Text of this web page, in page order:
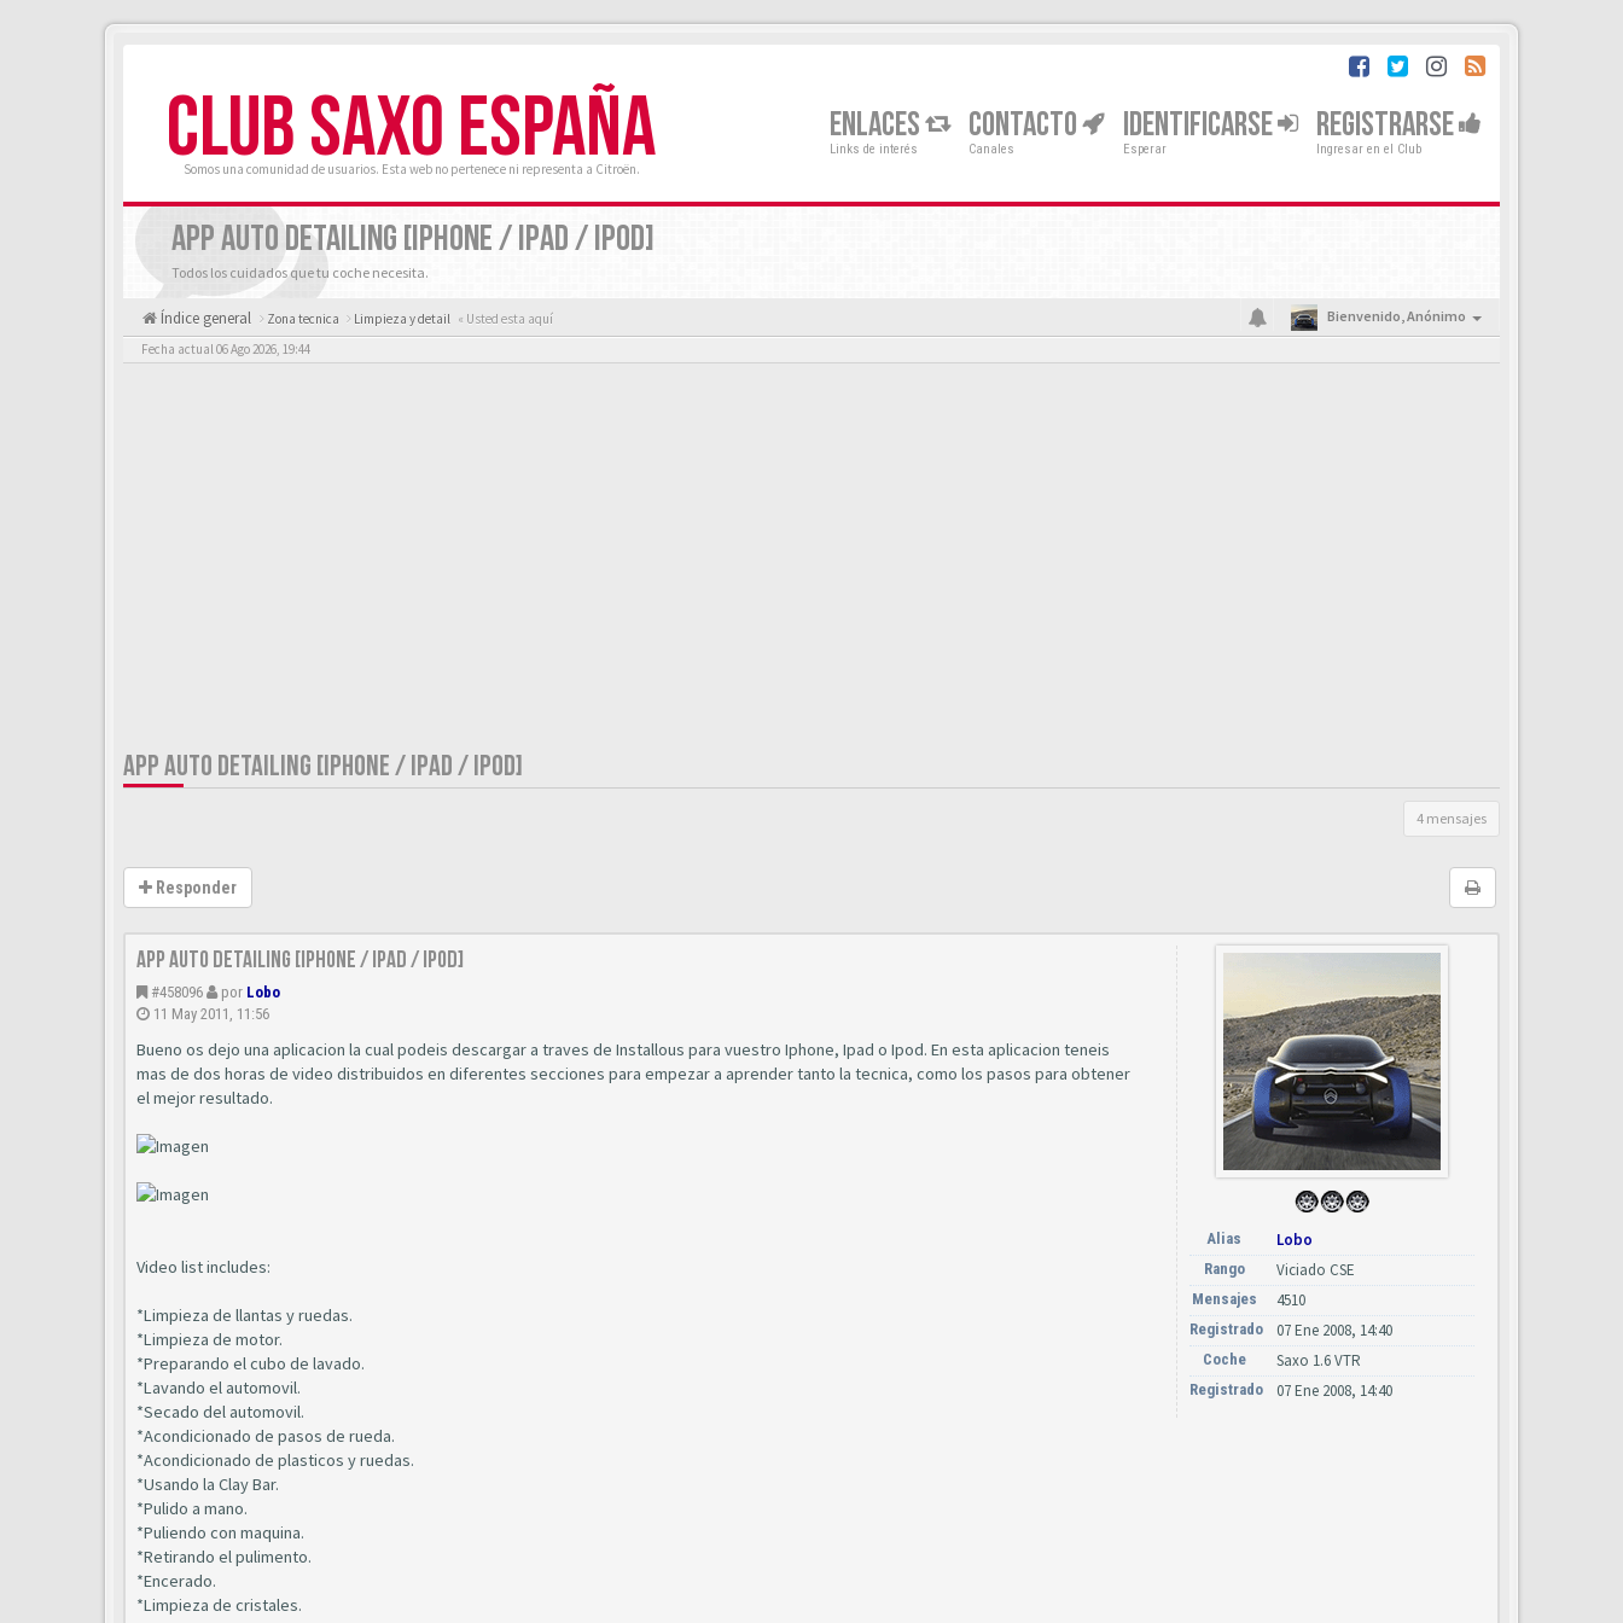
CLUB SAXO ESPAÑA
Somos una comunidad de usuarios. Esta web no pertenece ni representa a Citroën.
ENLACES
Links de interés
CONTACTO
Canales
IDENTIFICARSE
Esperar
REGISTRARSE
Ingresar en el Club
APP AUTO DETAILING [IPHONE / IPAD / IPOD]
Todos los cuidados que tu coche necesita.
Índice general Zona tecnica Limpieza y detail « Usted esta aquí Bienvenido,Anónimo
Fecha actual 06 Ago 2026, 19:44
APP AUTO DETAILING [IPHONE / IPAD / IPOD]
4 mensajes
Responder
App Auto Detailing [Iphone / Ipad / Ipod]
#458096 por Lobo
11 May 2011, 11:56
Bueno os dejo una aplicacion la cual podeis descargar a traves de Installous para vuestro Iphone, Ipad o Ipod. En esta aplicacion teneis
mas de dos horas de video distribuidos en diferentes secciones para empezar a aprender tanto la tecnica, como los pasos para obtener
el mejor resultado.
Video list includes:
*Limpieza de llantas y ruedas.
*Limpieza de motor.
*Preparando el cubo de lavado.
*Lavando el automovil.
*Secado del automovil.
*Acondicionado de pasos de rueda.
*Acondicionado de plasticos y ruedas.
*Usando la Clay Bar.
*Pulido a mano.
*Puliendo con maquina.
*Retirando el pulimento.
*Encerado.
*Limpieza de cristales.
Alias Lobo
Rango Viciado CSE
Mensajes 4510
Registrado 07 Ene 2008, 14:40
Coche Saxo 1.6 VTR
Registrado 07 Ene 2008, 14:40